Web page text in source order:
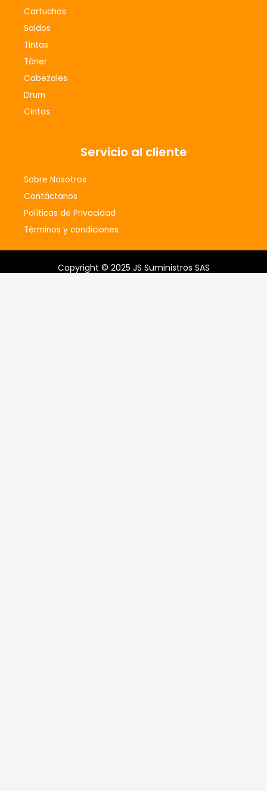
Cartuchos
Saldos
Tintas
Tóner
Cabezales
Drum
Cintas
Servicio al cliente
Sobre Nosotros
Contáctanos
Políticas de Privacidad
Términos y condiciones
Copyright © 2025 JS Suministros SAS